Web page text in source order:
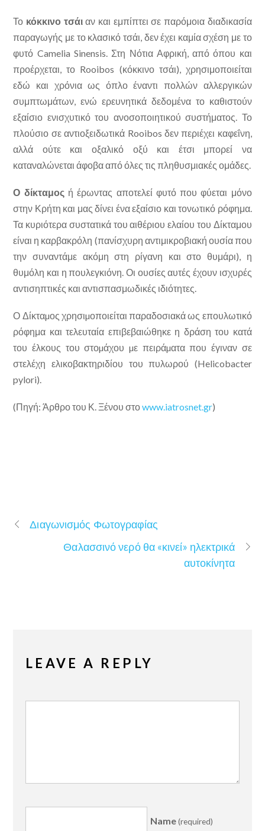
Το κόκκινο τσάιαν και εμπίπτει σε παρόμοια διαδικασία
παραγωγής με το κλασικό τσάι, δεν έχει καμία σχέση με το
φυτό Camelia Sinensis. Στη Νότια Αφρική, από όπου και
προέρχεται, το Rooibos (κόκκινο τσάι), χρησιμοποιείται
εδώ και χρόνια ως όπλο έναντι πολλών αλλεργικών
συμπτωμάτων, ενώ ερευνητικά δεδομένα το καθιστούν
εξαίσιο ενισχυτικό του ανοσοποιητικού συστήματος. Το
πλούσιο σε αντιοξειδωτικά Rooibos δεν περιέχει καφεΐνη,
αλλά ούτε και οξαλικό οξύ και έτσι μπορεί να
καταναλώνεται άφοβα από όλες τις πληθυσμιακές ομάδες.
Ο δίκταμος ή έρωντας αποτελεί φυτό που φύεται μόνο
στην Κρήτη και μας δίνει ένα εξαίσιο και τονωτικό ρόφημα.
Τα κυριότερα συστατικά του αιθέριου ελαίου του Δίκταμου
είναι η καρβακρόλη (πανίσχυρη αντιμικροβιακή ουσία που
την συναντάμε ακόμη στη ρίγανη και στο θυμάρι), η
θυμόλη και η πουλεγκιόνη. Οι ουσίες αυτές έχουν ισχυρές
αντισηπτικές και αντισπασμωδικές ιδιότητες.
Ο Δίκταµος χρησιµοποιείται παραδοσιακά ως επουλωτικό
ρόφημα και τελευταία επιβεβαιώθηκε η δράση του κατά
του έλκους του στοµάχου µε πειράµατα που έγιναν σε
στελέχη ελικοβακτηριδίου του πυλωρού (Helicobacter
pylori).
(Πηγή: Άρθρο του Κ. Ξένου στοwww.iatrosnet.gr)
Διαγωνισμός Φωτογραφίας
Θαλασσινό νερό θα «κινεί» ηλεκτρικά
αυτοκίνητα
LEAVE A REPLY
Name(required)